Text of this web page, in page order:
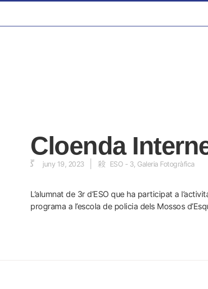
Cloenda
juny 19, 2023 ESO - 3 Galeria Fotogràfica
L’alumnat de 3r d’ESO que ha participat a
programa a l’escola de policia dels Mossos